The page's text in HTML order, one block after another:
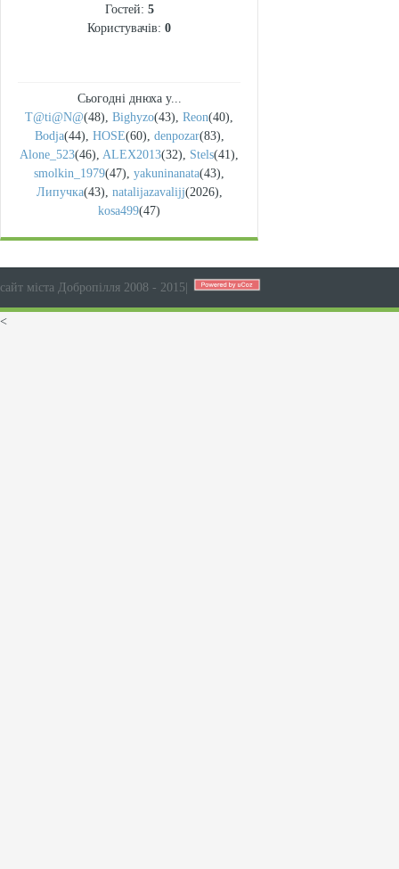
Гостей: 5
Користувачів: 0
Сьогодні днюха у...
T@ti@N@(48), Bighyzo(43), Reon(40),
Bodja(44), HOSE(60), denpozar(83),
Alone_523(46), ALEX2013(32), Stels(41),
smolkin_1979(47), yakuninanata(43),
Липучка(43), natalijazavalijj(2026),
kosa499(47)
сайт міста Добропілля 2008 - 2015
<